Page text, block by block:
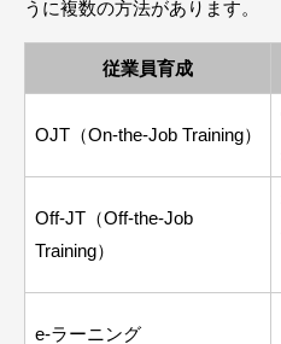
うに複数の方法があります。
従業員育成
OJT（On-the-Job Training）
Off-JT（Off-the-Job
Training）
e-ラーニング